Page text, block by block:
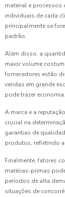
material e processos
individuais de cada
principalmente se
padrão.
Além disso, a
maior volume
fornecedores estão
vendas em grande
pode trazer economia.
A marca e a
crucial na
garantias de
produtos, refletindo
Finalmente, fatores
matérias-primas
períodos de alta
situações de